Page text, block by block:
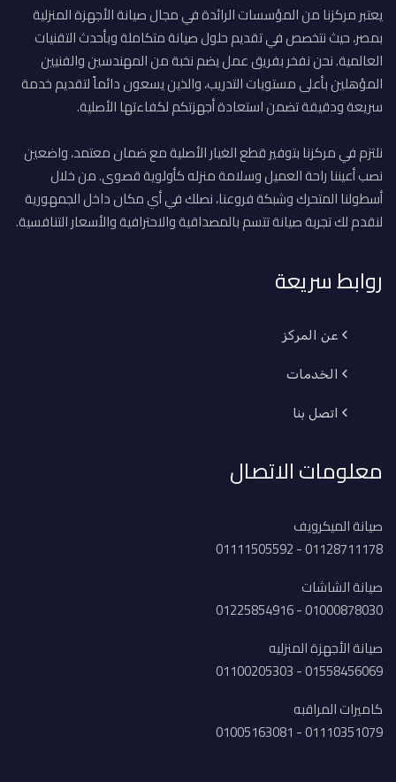
يعتبر مركزنا من المؤسسات الرائدة في مجال صيانة الأجهزة المنزلية
بمصر، حيث نتخصص في تقديم حلول صيانة متكاملة وبأحدث التقنيات
العالمية. نحن نفخر بفريق عمل يضم نخبة من المهندسين والفنيين
المؤهلين بأعلى مستويات التدريب، والذين يسعون دائماً لتقديم خدمة
سريعة ودقيقة تضمن استعادة أجهزتكم لكفاءتها الأصلية.
نلتزم في مركزنا بتوفير قطع الغيار الأصلية مع ضمان معتمد، واضعين
نصب أعيننا راحة العميل وسلامة منزله كأولوية قصوى. من خلال
أسطولنا المتحرك وشبكة فروعنا، نصلك في أي مكان داخل الجمهورية
لنقدم لك تجربة صيانة تتسم بالمصداقية والاحترافية والأسعار التنافسية.
روابط سريعة
عن المركز
الخدمات
اتصل بنا
معلومات الاتصال
صيانة الميكرويف
01128711178 - 01111505592
صيانة الشاشات
01000878030 - 01225854916
صيانة الأجهزة المنزليه
01558456069 - 01100205303
كاميرات المراقبه
01110351079 - 01005163081